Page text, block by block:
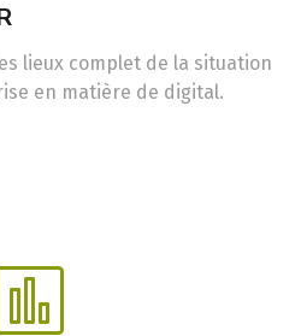
lieux complet de la situation
en matière de digital.